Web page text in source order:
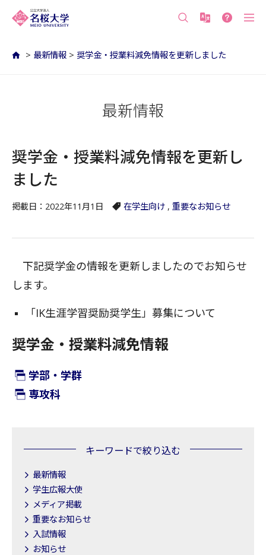
> 最新情報 > 奨学金・授業料減免情報を更新しました
最新情報
奨学金・授業料減免情報を更新し
ました
掲載日：2022年11月1日 在学生向け , 重要なお知らせ
下記奨学金の情報を更新しましたのでお知らせ
します。
「IK生涯学習奨励奨学生」募集について
奨学金・授業料減免情報
学部・学群
専攻科
キーワードで絞り込む
最新情報
学生広報大使
メディア掲載
重要なお知らせ
入試情報
お知らせ